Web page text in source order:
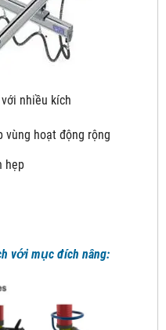
với nhiều kích
đường dẫn
vùng hoạt động rộng
hẹp
với mục đích nâng: